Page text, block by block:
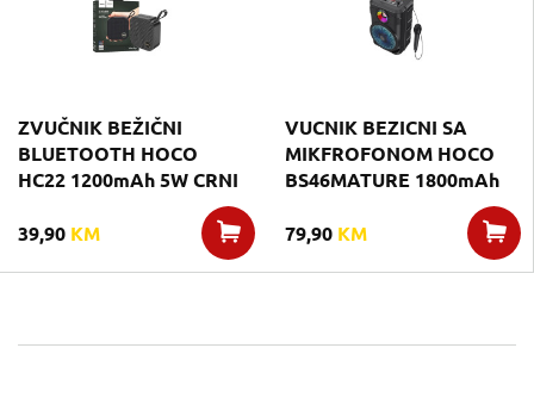
ZVUČNIK BEŽIČNI
BLUETOOTH HOCO
HC22 1200mAh 5W CRNI
39,90 KM
VUCNIK BEZICNI SA
MIKFROFONOM HOCO
BS46MATURE 1800mAh
79,90 KM